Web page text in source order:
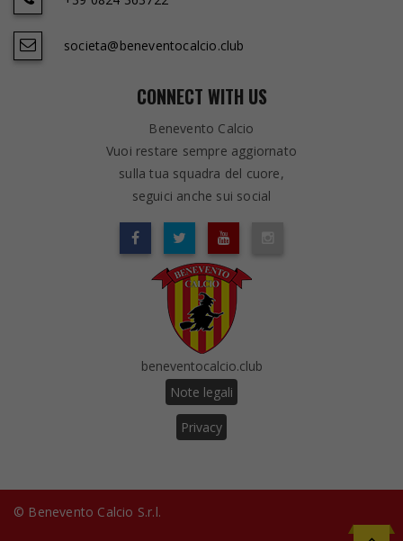
societa@beneventocalcio.club
CONNECT WITH US
Benevento Calcio
Vuoi restare sempre aggiornato
sulla tua squadra del cuore,
seguici anche sui social
beneventocalcio.club
Note legali
Privacy
© Benevento Calcio S.r.l.